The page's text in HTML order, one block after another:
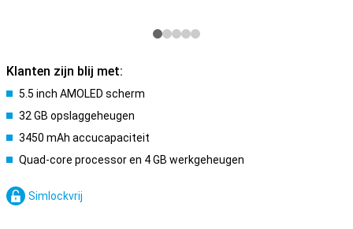
Klanten zijn blij met:
5.5 inch AMOLED scherm
32 GB opslaggeheugen
3450 mAh accucapaciteit
Quad-core processor en 4 GB werkgeheugen
Simlockvrij